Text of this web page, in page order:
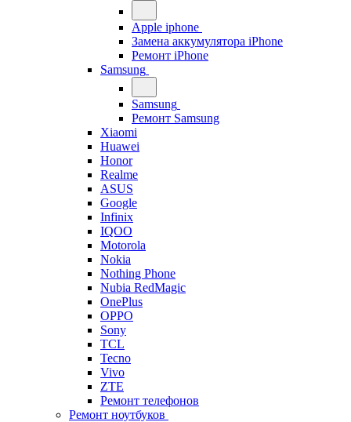
Apple iphone
Замена аккумулятора iPhone
Ремонт iPhone
Samsung
Samsung
Ремонт Samsung
Xiaomi
Huawei
Honor
Realme
ASUS
Google
Infinix
IQOO
Motorola
Nokia
Nothing Phone
Nubia RedMagic
OnePlus
OPPO
Sony
TCL
Tecno
Vivo
ZTE
Ремонт телефонов
Ремонт ноутбуков